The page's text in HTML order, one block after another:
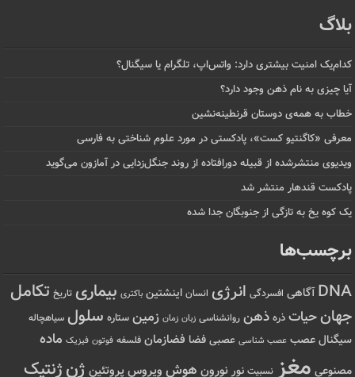
بلاگ
کدام‌یک امنیت بیشتری دارد: واتس‌اپ، تلگرام یا سیگنال؟
آیا چیزی به نام ذهن وجود دارد؟
خطاب به همه‌ی دوستان قرنطینه‌نشین
معرفی «کاگنتیو کست»، پادکستی در مورد علوم شناختی به فارسی
ویدیوی منتشرشده از قبیله دورافتاده‌ از روند جنگل‌زدایی در آمازون می‌گوید
پادکست قندهار منتشر شد
یک کوه یخ به تازگی از جنوبگان جدا شده
برچسب‌ها
DNA آگاهی افسردگی انرژی انسان اینشتین باکتری بیماری تاریخ تکامل
جهانحیات ذره ذهن روانشناسی زبان زمان زمین ستاره سلول سیاهچاله
سیگنال عصب عصب شناسی عصبی فضا فضازمان فلسفه فوتون فیزیک ماده
مصنوعی مغز نسبیت نور نورون هوش ویروس پروتئین ژنژنتیک